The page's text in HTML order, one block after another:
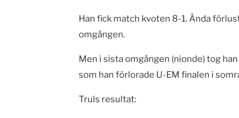
Han fick match kvoten 8-1. Ända
omgången.
Men i sista omgången (nionde) tog
som han förlorade U-EM finalen i
Truls resultat: